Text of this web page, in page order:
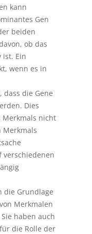
kann
Gen
beiden
ob das
ist. Ein
wenn es in
dass die Gene
Dies
Merkmals nicht
Merkmals
verschiedenen
die Grundlage
Merkmalen
haben auch
die Rolle der